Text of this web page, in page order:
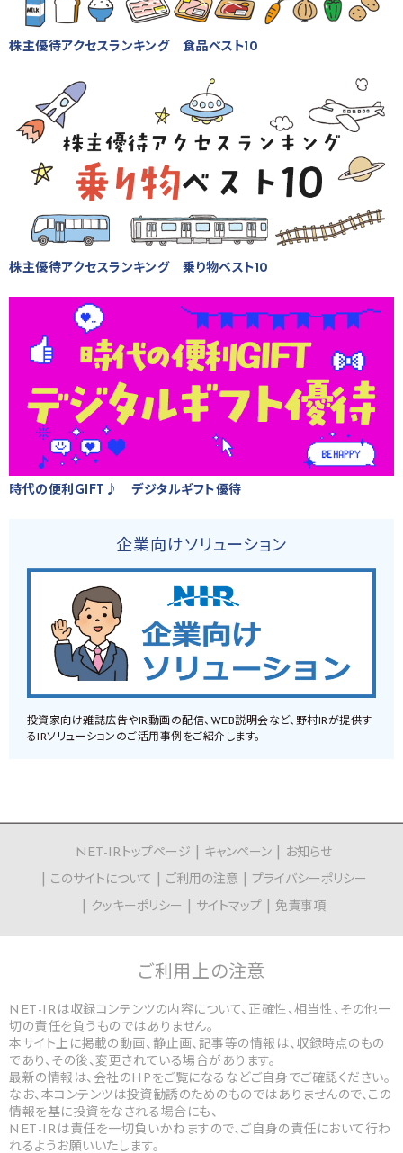
株主優待アクセスランキング 食品ベスト10
株主優待アクセスランキング 乗り物ベスト10
時代の便利GIFT♪ デジタルギフト優待
企業向けソリューション
投資家向け雑誌広告やIR動画の配信、WEB説明会など、野村IRが提供す
るIRソリューションのご活用事例をご紹介します。
NET-IRトップページ キャンペーン
お知らせ
このサイトについて
ご利用の注意
プライバシーポリシー
クッキーポリシー
サイトマップ 免責事項
ご利用上の注意
NET-IRは収録コンテンツの内容について、正確性、相当性、その他一
切の責任を負うものではありません。
本サイト上に掲載の動画、静止画、記事等の情報は、収録時点のもの
であり、その後、変更されている場合があります。
最新の情報は、会社のHPをご覧になるなどご自身でご確認ください。
なお、本コンテンツは投資勧誘のためのものではありませんので、この
情報を基に投資をなされる場合にも、
NET-IRは責任を一切負いかねますので、ご自身の責任において行わ
れるようお願いいたします。